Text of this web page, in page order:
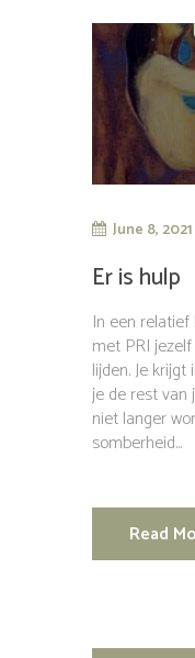
June 8, 2021
Er is hulp
In een
met PRI
lijden. Je
je de rest van
niet langer
somberheid...
Read